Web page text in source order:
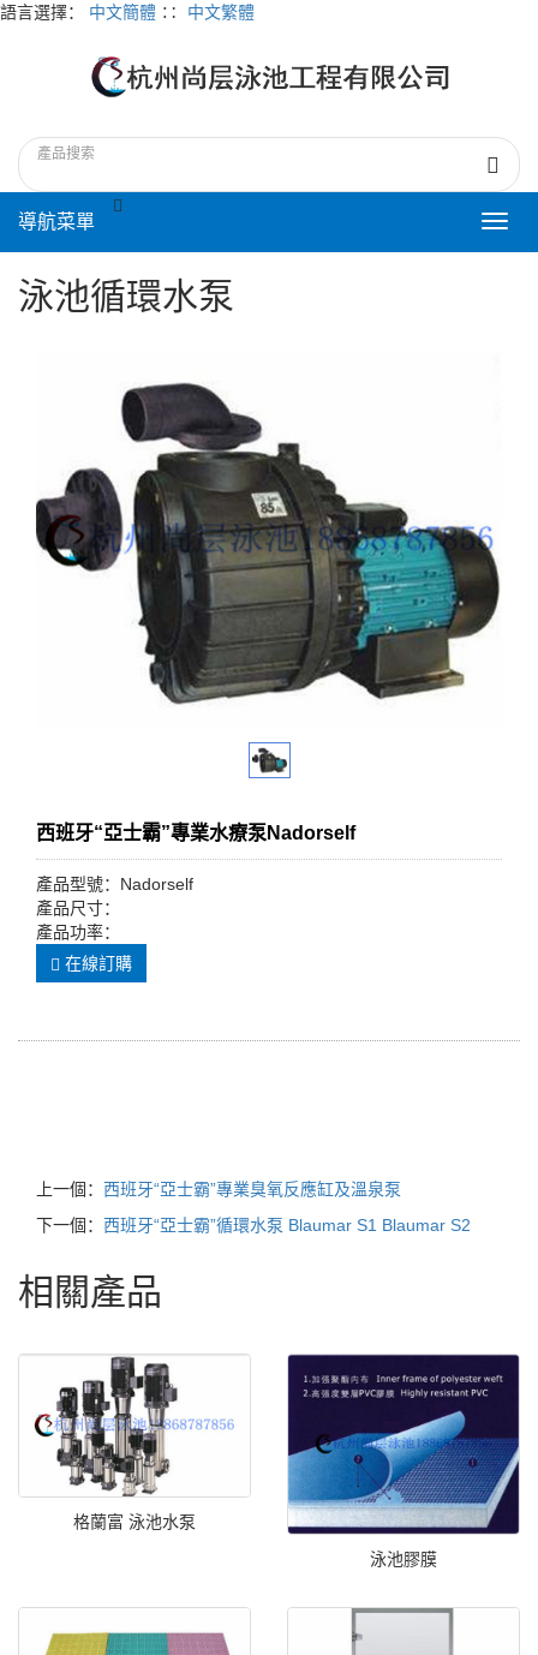
語言選擇： 中文簡體 ∷ 中文繁體
導航菜單
泳池循環水泵
西班牙“亞士霸”專業水療泵Nadorself
產品型號：Nadorself
產品尺寸：
產品功率：
在線訂購
上一個： 西班牙“亞士霸”專業臭氧反應缸及溫泉泵
下一個： 西班牙“亞士霸”循環水泵 Blaumar S1 Blaumar S2
相關產品
格蘭富 泳池水泵
泳池膠膜